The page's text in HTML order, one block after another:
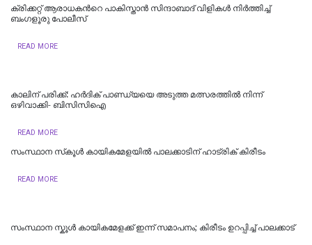
ക്രിക്കറ്റ് ആരാധകന്‍റെ പാകിസ്താന്‍ സിന്ദാബാദ് വിളികള്‍ നിര്‍ത്തിച്ച്
ബംഗളൂരു പോലീസ്
READ MORE
കാലിന് പരിക്ക്: ഹര്‍ദിക് പാണ്ഡ്യയെ അടുത്ത മത്സരത്തില്‍ നിന്ന്
ഒഴിവാക്കി- ബിസിസിഐ
READ MORE
സംസ്ഥാന സ്‌കൂൾ കായികമേളയിൽ പാലക്കാടിന് ഹാട്രിക് കിരീടം
READ MORE
സംസ്ഥാന സ്കൂൾ കായികമേളക്ക് ഇന്ന് സമാപനം; കിരീടം ഉറപ്പിച്ച് പാലക്കാട്